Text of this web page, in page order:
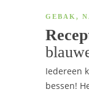
GEBAK ,
Iedereen
bessen!